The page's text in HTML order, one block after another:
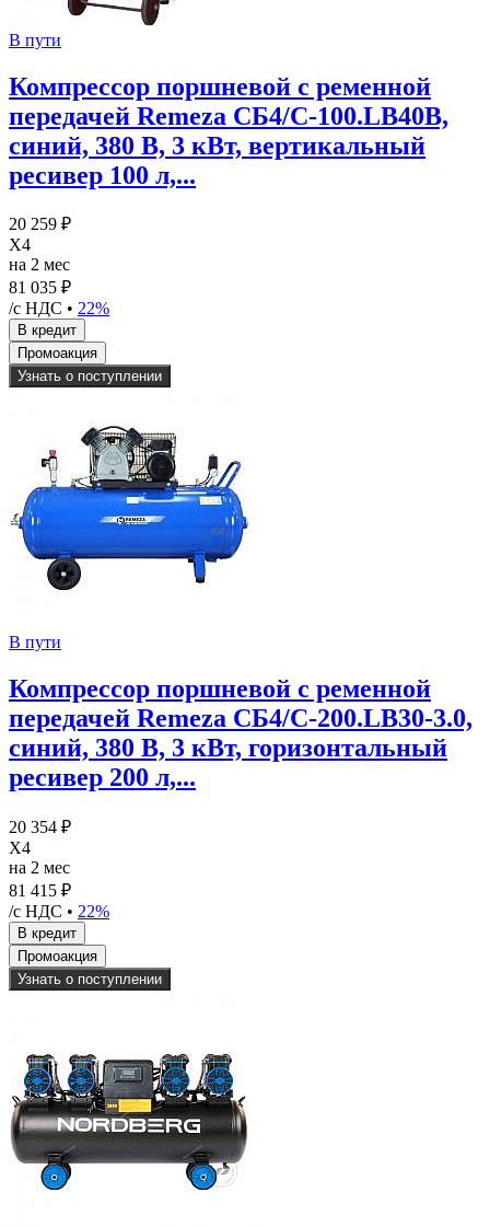
В пути
Компрессор поршневой с ременной
передачей Remeza CБ4/C-100.LB40В,
синий, 380 В, 3 кВт, вертикальный
ресивер 100 л,...
20 259 ₽
X4
на 2 мес
81 035 ₽
/с НДС • 22%
Узнать о поступлении
В пути
Компрессор поршневой с ременной
передачей Remeza СБ4/С-200.LB30-3.0,
синий, 380 В, 3 кВт, горизонтальный
ресивер 200 л,...
20 354 ₽
X4
на 2 мес
81 415 ₽
/с НДС • 22%
Узнать о поступлении